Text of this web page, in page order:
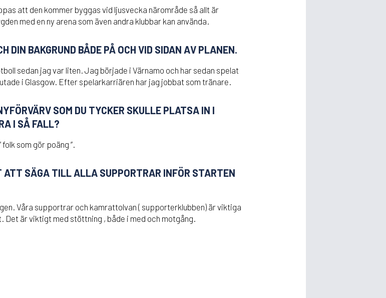
att den kommer byggas vid ljusvecka närområde så allt är
med en ny arena som även andra klubbar kan använda.
DIN BAKGRUND BÅDE PÅ OCH VID SIDAN AV PLANEN.
sedan jag var liten. Jag började i Värnamo och har sedan spelat
i Glasgow. Efter spelarkarriären har jag jobbat som tränare.
SOM DU TYCKER SKULLE PLATSA IN I
I SÅ FALL?
som gör poäng ”.
SÄGA TILL ALLA SUPPORTRAR INFÖR STARTEN
Våra supportrar och kamrattolvan ( supporterklubben) är viktiga
är viktigt med stöttning , både i med och motgång.